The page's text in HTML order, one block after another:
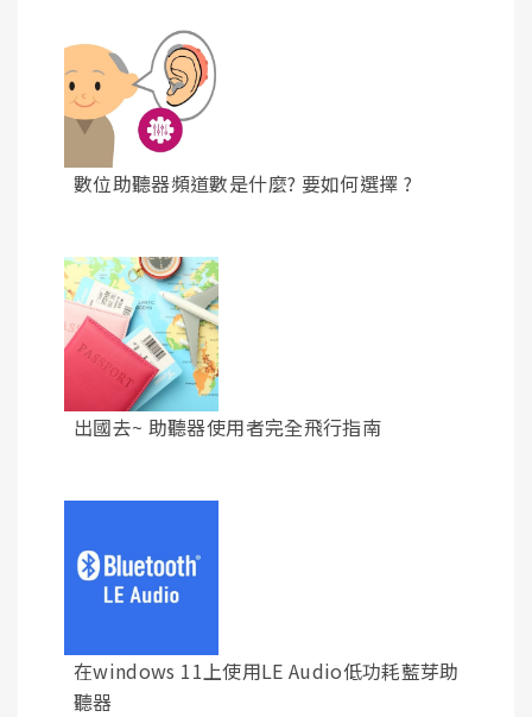
數位助聽器頻道數是什麼? 要如何選擇 ?
出國去~ 助聽器使用者完全飛行指南
在windows 11上使用LE Audio低功耗藍芽助
聽器